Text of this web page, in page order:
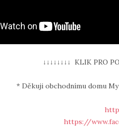
↓↓↓↓↓↓↓↓ KLIK PRO
* Děkuji obchodnímu domu
https://